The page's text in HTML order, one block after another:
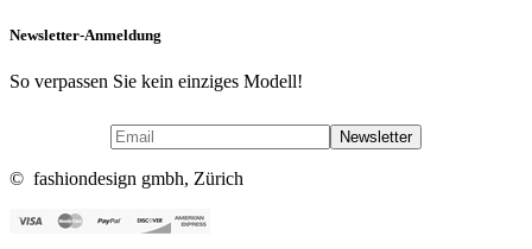
Newsletter-Anmeldung
So verpassen Sie kein einziges Modell!
© fashiondesign gmbh, Zürich